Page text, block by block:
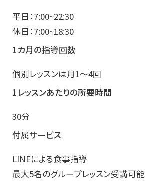
平日：7:00~22:30
休日：7:00~18:30
1カ月の指導回数
個別レッスンは月1～4回
1レッスンあたりの所要時間
30分
付属サービス
LINEによる食事指導
最大5名のグループレッスン受講可能